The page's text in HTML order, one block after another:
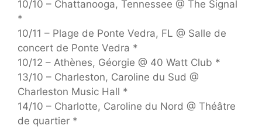
10/10 – Chattanooga, Tennessee @ The Signal
*
10/11 – Plage de Ponte Vedra, FL @ Salle de
concert de Ponte Vedra *
10/12 – Athènes, Géorgie @ 40 Watt Club *
13/10 – Charleston, Caroline du Sud @
Charleston Music Hall *
14/10 – Charlotte, Caroline du Nord @ Théâtre
de quartier *